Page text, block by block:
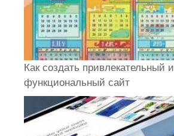
Как создать привлекательный и
функциональный сайт